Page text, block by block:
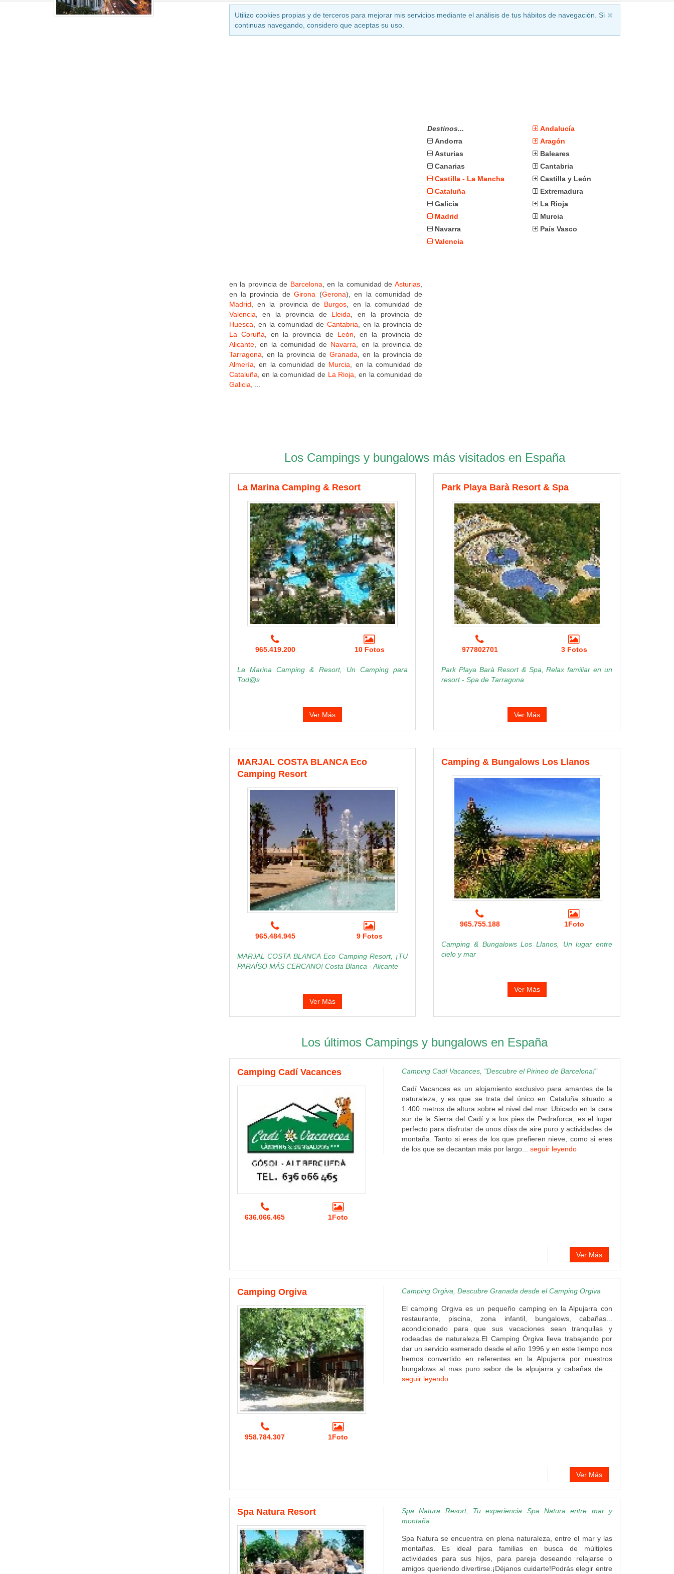
Utilizo cookies propias y de terceros para mejorar mis servicios mediante el análisis de tus hábitos de navegación. Si
continuas navegando, considero que aceptas su uso.
Destinos...
Andalucía
Andorra
Aragón
Asturias
Baleares
Canarias
Cantabria
Castilla - La Mancha
Castilla y León
Cataluña
Extremadura
Galicia
La Rioja
Madrid
Murcia
Navarra
País Vasco
Valencia
en la provincia de Barcelona , en la comunidad de Asturias,
en la provincia deGirona (Gerona), en la comunidad de
Madrid , en la provincia de Burgos , en la comunidad de
Valencia , en la provincia de Lleida , en la provincia de
Huesca , en la comunidad de Cantabria , en la provincia de
La Coruña , en la provincia de León , en la provincia de
Alicante, en la comunidad de Navarra , en la provincia de
Tarragona , en la provincia de Granada , en la provincia de
Almería , en la comunidad de Murcia , en la comunidad de
Cataluña , en la comunidad de La Rioja , en la comunidad de
Galicia
Los Campings y bungalows más visitados en España
La Marina Camping & Resort
965.419.200 10 Fotos
La Marina Camping & Resort, Un Camping para
Tod@s
Ver Más
Park Playa Barà Resort & Spa
977802701 3 Fotos
Park Playa Barà Resort & Spa, Relax familiar en un
resort - Spa de Tarragona
Ver Más
MARJAL COSTA BLANCA Eco
Camping Resort
965.484.945 9 Fotos
MARJAL COSTA BLANCA Eco Camping Resort, ¡TU
PARAÍSO MÁS CERCANO! Costa Blanca - Alicante
Ver Más
Camping & Bungalows Los Llanos
965.755.188 1Foto
Camping & Bungalows Los Llanos, Un lugar entre
cielo y mar
Ver Más
Los últimos Campings y bungalows en España
Camping Cadí Vacances
636.066.465 1Foto
Camping Cadí Vacances, "Descubre el Pirineo de Barcelona!"
Cadí Vacances es un alojamiento exclusivo para amantes de la
naturaleza, y es que se trata del único en Cataluña situado a
1.400 metros de altura sobre el nivel del mar. Ubicado en la cara
sur de la Sierra del Cadí y a los pies de Pedraforca, es el lugar
perfecto para disfrutar de unos días de aire puro y actividades de
montaña. Tanto si eres de los que prefieren nieve, como si eres
de los que se decantan más por largo... seguir leyendo
Ver Más
Camping Orgiva
958.784.307 1Foto
Camping Orgiva, Descubre Granada desde el Camping Orgiva
El camping Orgiva es un pequeño camping en la Alpujarra con
restaurante, piscina, zona infantil, bungalows, cabañas...
acondicionado para que sus vacaciones sean tranquilas y
rodeadas de naturaleza.El Camping Órgiva lleva trabajando por
dar un servicio esmerado desde el año 1996 y en este tiempo nos
hemos convertido en referentes en la Alpujarra por nuestros
bungalows al mas puro sabor de la alpujarra y cabañas de ...
seguir leyendo
Ver Más
Spa Natura Resort
Spa Natura Resort, Tu experiencia Spa Natura entre mar y
montaña
Spa Natura se encuentra en plena naturaleza, entre el mar y las
montañas. Es ideal para familias en busca de múltiples
actividades para sus hijos, para pareja deseando relajarse o
amigos queriendo divertirse.¡Déjanos cuidarte!Podrás elegir entre